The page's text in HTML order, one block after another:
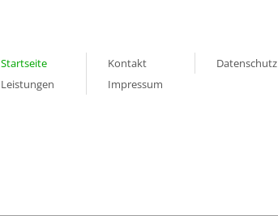
Startseite
Leistungen
Kontakt
Impressum
Datenschutz